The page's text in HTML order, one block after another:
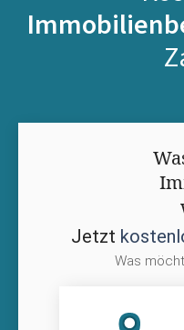
Jetzt
Was